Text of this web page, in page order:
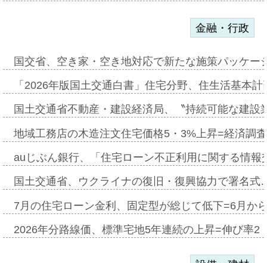
金融・行政
国交省、空き家・空き地対応で新たな施策パッケ
「2026年版国土交通白書」住宅分野、住生活基本
国土交通省不動産・建設経済局、〝持続可能な建
地域工務店の木造注文住宅価格5・3%上昇=経済調
auじぶん銀行、「住宅ローン不正利用に関する情
国土交通省、ウクライナの復旧・復興協力で署名
7月の住宅ローン金利、固定型が総じて低下=6月か
2026年分路線価、標準宅地5年連続の上昇=伸び率